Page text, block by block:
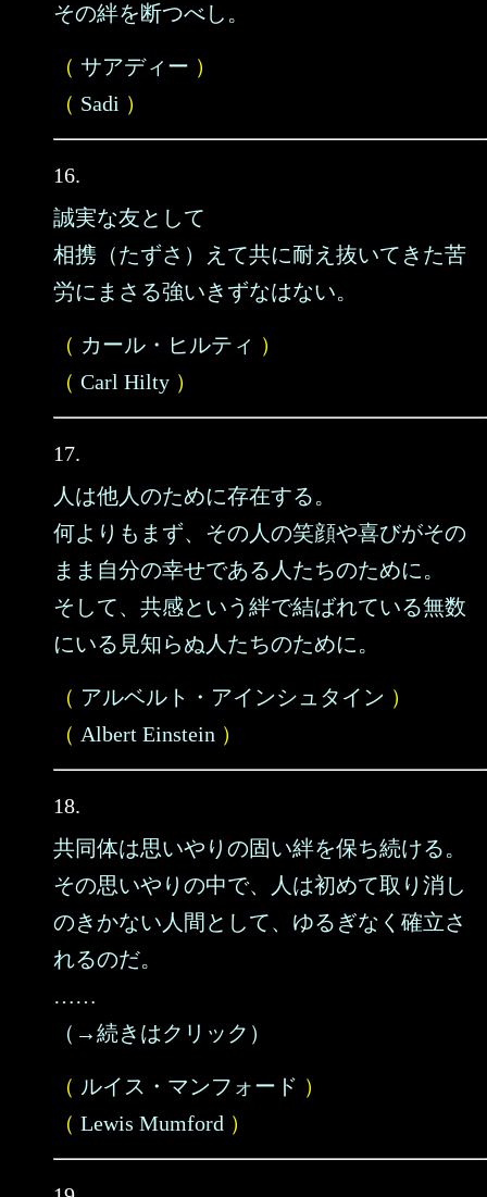
その絆を断つべし。
（ サアディー ）
（ Sadi ）
16.
誠実な友として
相携（たずさ）えて共に耐え抜いてきた苦
労にまさる強いきずなはない。
（ カール・ヒルティ ）
（ Carl Hilty ）
17.
人は他人のために存在する。
何よりもまず、その人の笑顔や喜びがその
まま自分の幸せである人たちのために。
そして、共感という絆で結ばれている無数
にいる見知らぬ人たちのために。
（ アルベルト・アインシュタイン ）
（ Albert Einstein ）
18.
共同体は思いやりの固い絆を保ち続ける。
その思いやりの中で、人は初めて取り消し
のきかない人間として、ゆるぎなく確立さ
れるのだ。
……
（→続きはクリック）
（ ルイス・マンフォード ）
（ Lewis Mumford ）